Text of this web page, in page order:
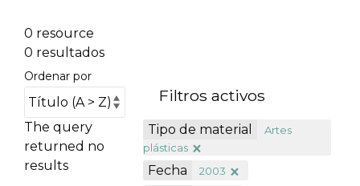
0 resource
0 resultados
Ordenar por
The query
returned no
results
Filtros activos
Tipo de material
Artes
plásticas
Fecha 2003